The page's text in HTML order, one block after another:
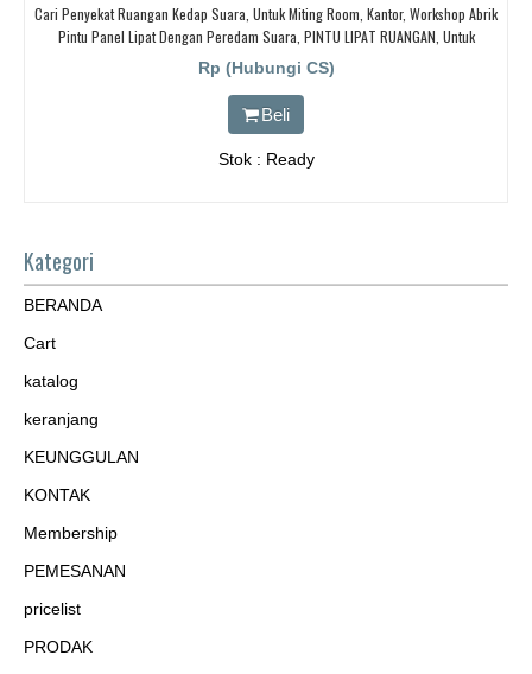
Cari Penyekat Ruangan Kedap Suara, Untuk Miting Room, Kantor, Workshop Abrik
Pintu Panel Lipat Dengan Peredam Suara, PINTU LIPAT RUANGAN, Untuk
Ballroom, HOTEL,
Rp (Hubungi CS)
Beli
Stok : Ready
Kategori
BERANDA
Cart
katalog
keranjang
KEUNGGULAN
KONTAK
Membership
PEMESANAN
pricelist
PRODAK